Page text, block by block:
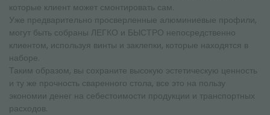
которые клиент может смонтировать сам.
Уже предварительно просверленные алюминиевые профили,
могут быть собраны ЛЕГКО и БЫСТРО непосредственно
клиентом, используя винты и заклепки, которые находятся в
наборе.
Таким образом, вы сохраните высокую эстетическую ценность
и ту же прочность сваренного стола, все это на пользу
экономии денег на себестоимости продукции и транспортных
расходов.